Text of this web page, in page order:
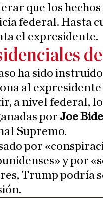
que los
federal. Hasta
el expresidente.
ha sido
al
a nivel federal,
por Joe
Supremo.
por
y por
Trump podría